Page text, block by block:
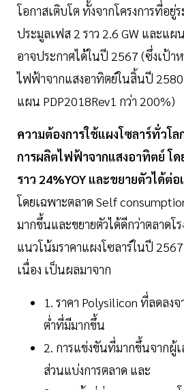
โอกาสเติบโต ทั้งจากโครงการที่อยู่
ประมูลเฟส 2 ราว 2.6 GW และแผ
อาจประกาศได้ในปี 2567 (ซึ่งเป้า
ไฟฟ้าจากแสงอาทิตย์ในสิ้นปี
แผน PDP2018Rev1 กว่า 200%)
ความต้องการใช้แผงโซลาร์ทั่วโ
การผลิตไฟฟ้าจากแสงอาทิตย์ โ
ราว 24%YOY และขยายตัวได้ต่อ
โดยเฉพาะตลาด Self
มากขึ้นและขยายตัวได้ดีกว่าตลาดโ
แนวโน้มราคาแผงโซลาร์ในปี 2567
เนื่อง เป็นผลมาจาก
1. ราคา Polysilicon ที่ลดลง
ต่ำที่มีมากขึ้น
2. การแข่งขันที่มากขึ้นจากผู้
ส่วนแบ่งการตลาด และ